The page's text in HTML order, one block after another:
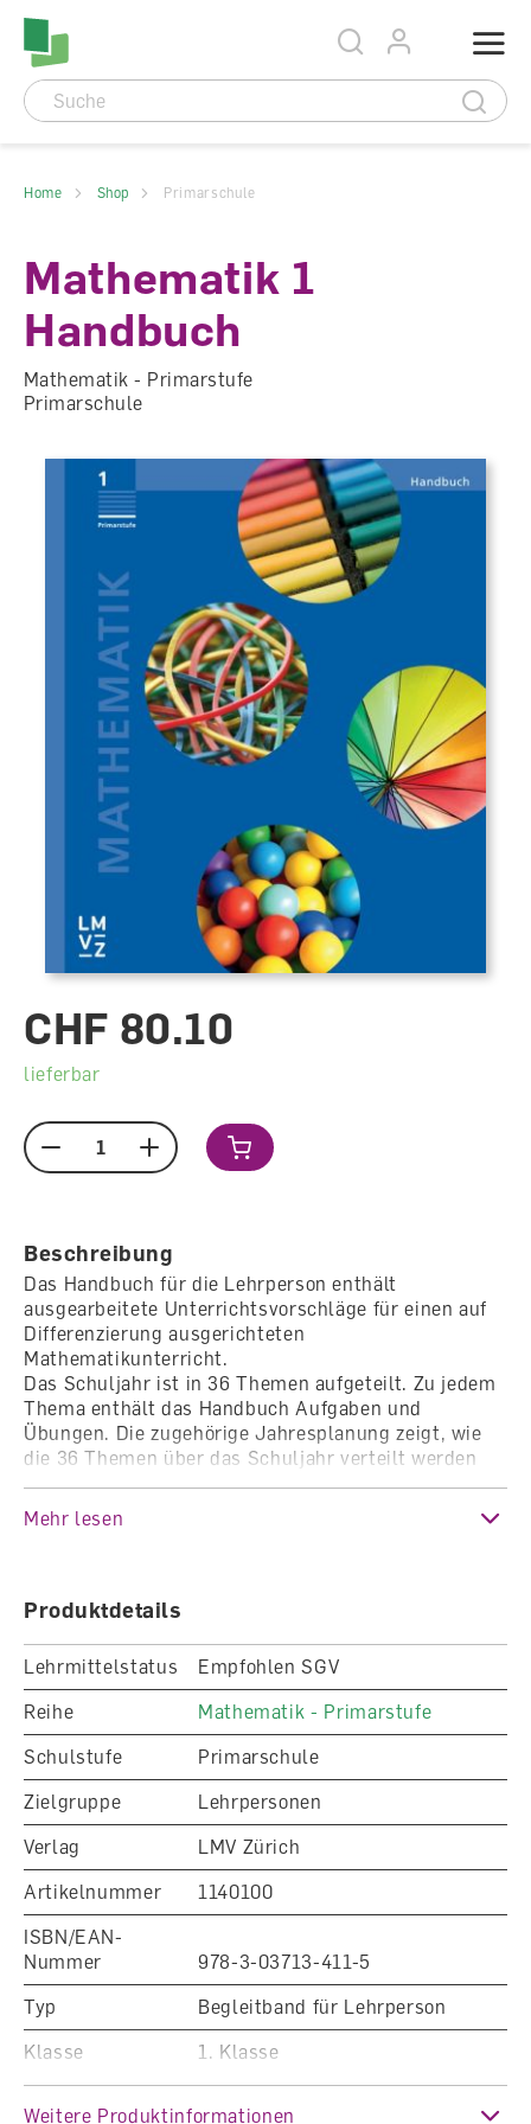
Accesskey Navigation
Seitenanfang
Direkt
Hauptnavigation
Direkt
zum
Hauptinhalt
Direkt
zum
Direkt
Home Shop Primarschule
Mathematik 1
Handbuch
Mathematik - Primarstufe
Primarschule
CHF 80.10
lieferbar
Menge
Beschreibung
Das Handbuch für die Lehrperson enthält
ausgearbeitete Unterrichtsvorschläge für einen auf
Differenzierung ausgerichteten
Mathematikunterricht.
Das Schuljahr ist in 36 Themen aufgeteilt. Zu jedem
Thema enthält das Handbuch Aufgaben und
Übungen. Die zugehörige Jahresplanung zeigt, wie
die 36 Themen über das Schuljahr verteilt werden
können. Detaillierte Themenübersichten und
Hinweise dienen zur Orientierung und helfen bei der
Auswahl aus dem vielfältigen Lernangebot.
Mehr lesen
Produktdetails
Lehrmittelstatus
Empfohlen SGV
Reihe
Mathematik - Primarstufe
Schulstufe
Primarschule
Zielgruppe
Lehrpersonen
Verlag
LMV Zürich
Artikelnummer
1140100
ISBN/EAN-
Nummer
978-3-03713-411-5
Typ
Begleitband für Lehrperson
Klasse
1. Klasse
Weitere Produktinformationen